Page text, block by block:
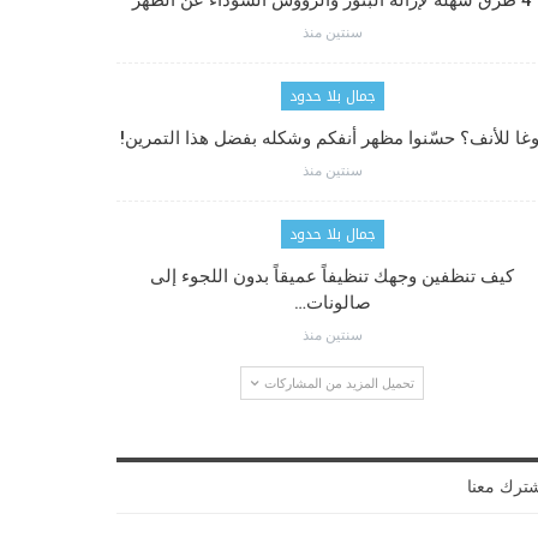
سنتين منذ
جمال بلا حدود
للأنف؟ حسّنوا مظهر أنفكم وشكله بفضل هذا التمرين!
سنتين منذ
جمال بلا حدود
كيف تنظفين وجهك تنظيفاً عميقاً بدون اللجوء إلى
صالونات…
سنتين منذ
تحميل المزيد من المشاركات
معنا